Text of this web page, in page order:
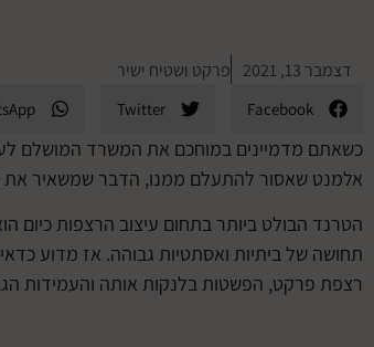
דצמבר 13, 2021 פרקט ושטיח ישיר
Facebook
Twitter
כשאתם מדמיינים במוחכם את המשרד המושלם
אלמנט שאסור להתעלם ממנו, הדבר שמשאיר את
הטרנד הבולט ביותר בתחום עיצוב הרצפות
תחושה של ביתיות ואסתטיות גבוהה. אז מדוע
רצפת פרקט, הפשטות בלנקות אותה והעמידות